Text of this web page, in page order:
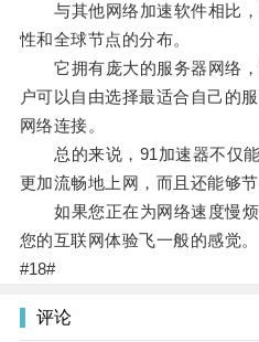
与其他网络加速软件相比，
性和全球节点的分布。
它拥有庞大的服务器网络，
户可以自由选择最适合自己的
网络连接。
总的来说，91加速器不仅能
更加流畅地上网，而且还能够
如果您正在为网络速度慢烦
您的互联网体验飞一般的感觉。
#18#
评论